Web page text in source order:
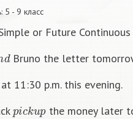
5 - 9 класс
or Future Continuous
dBruno the letter
11:30 p.m. this evening.
ic k
the money later